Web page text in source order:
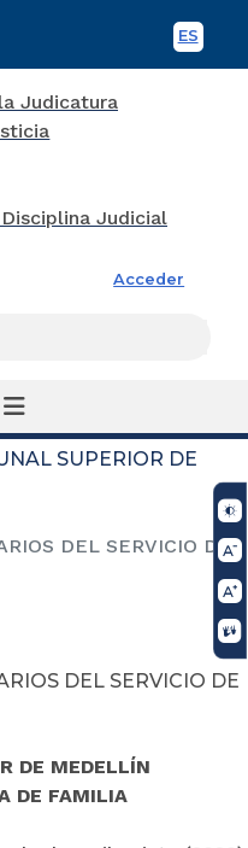
ES
Acceder
SUPERIOR DE
DEL SERVICIO DE
DEL SERVICIO DE
DE MEDELLÍN
DE FAMILIA